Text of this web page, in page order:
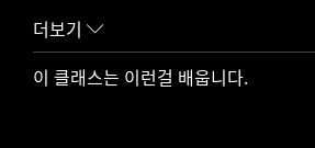
이력
2015-2022년 슈크레사범과정까지 마스
더보기
이 클래스는 이런걸 배웁니다.